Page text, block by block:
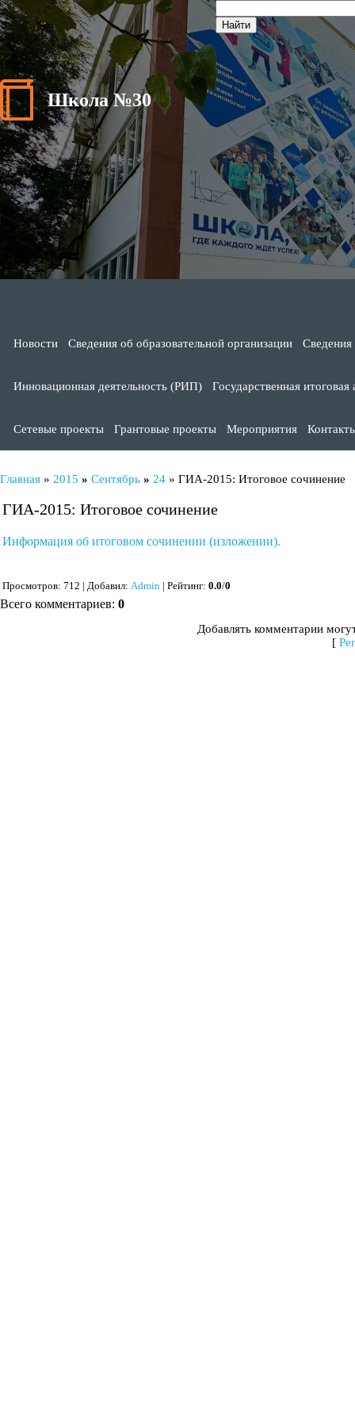
Школа №30
Новости Сведения об образовательной организации Сведения
Инновационная деятельность (РИП) Государственная итоговая
Сетевые проекты Грантовые проекты Мероприятия
Главная » 2015 » Сентябрь » 24 » ГИА-2015: Итоговое сочинение
ГИА-2015: Итоговое сочинение
Информация об итоговом сочинении (изложении).
Просмотров: 712 | Добавил: Admin | Рейтинг: 0.0/0
Всего комментариев: 0
Добавлять комментарии
[